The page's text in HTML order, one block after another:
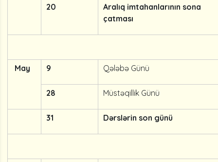
20
Aralıq imtahanlarının sona
çatması
May 9 Qələbə Günü
28 Müstəqillik Günü
31 Dərslərin son günü